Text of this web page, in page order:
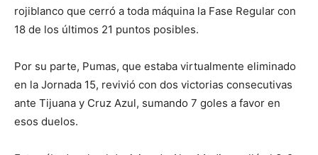
rojiblanco que cerró a toda máquina la Fase Regular con
18 de los últimos 21 puntos posibles.
Por su parte, Pumas, que estaba virtualmente eliminado
en la Jornada 15, revivió con dos victorias consecutivas
ante Tijuana y Cruz Azul, sumando 7 goles a favor en
esos duelos.